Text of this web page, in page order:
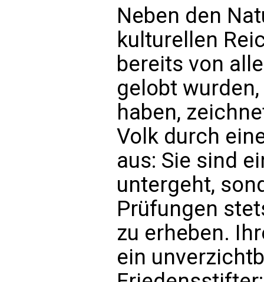
Neben den
kulturellen
bereits von
gelobt
haben,
Volk durch
aus: Sie sind
untergeht,
Prüfungen
zu erheben.
ein